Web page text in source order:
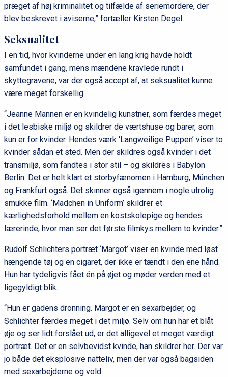
præget af høj kriminalitet og tilfælde af seriemordere, der
blev beskrevet i aviserne,” fortæller Kirsten Degel.
Seksualitet
I en tid, hvor kvinderne under en lang krig havde holdt
samfundet i gang, mens mændene kravlede rundt i
skyttegravene, var der også accept af, at seksualitet kunne
være meget forskellig.
“Jeanne Mannen er en kvindelig kunstner, som færdes meget
i det lesbiske miljø og skildrer de værtshuse og barer, som
kun er for kvinder. Hendes værk ‘Langweilige Puppen’ viser to
kvinder sådan et sted. Men der skildres også kvinder i det
transmiljø, som fandtes i stor stil – og skildres i Babylon
Berlin. Det er helt klart et storbyfænomen i Hamburg, München
og Frankfurt også. Det skinner også igennem i nogle utrolig
smukke film. ‘Mädchen in Uniform’ skildrer et
kærlighedsforhold mellem en kostskolepige og hendes
lærerinde, hvor man ser det første filmkys mellem to kvinder.”
Rudolf Schlichters portræt ‘Margot’ viser en kvinde med løst
hængende tøj og en cigaret, der ikke er tændt i den ene hånd.
Hun har tydeligvis fået én på øjet og møder verden med et
ligegyldigt blik.
“Hun er gadens dronning. Margot er en sexarbejder, og
Schlichter færdes meget i det miljø. Selv om hun har et blåt
øje og ser lidt forslået ud, er det alligevel et meget værdigt
portræt. Det er en selvbevidst kvinde, han skildrer her. Der var
jo både det eksplosive natteliv, men der var også bagsiden
med sexarbejderne og vold.